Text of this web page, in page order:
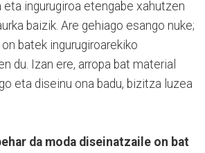
eta ingurugiroa etengabe xahutzen
baizik. Are gehiago esango nuke;
batek ingurugiroarekiko
du. Izan ere, arropa bat material
eta diseinu ona badu, bizitza luzea
da moda diseinatzaile on bat